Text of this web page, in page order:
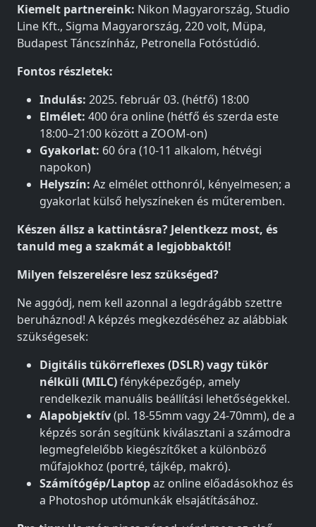
Kiemelt partnereink: Nikon Magyarország, Studio
Line Kft., Sigma Magyarország, 220 volt, Müpa,
Budapest Táncszínház, Petronella Fotóstúdió.
Fontos részletek:
Indulás: 2025. február 03. (hétfő) 18:00
Elmélet: 400 óra online (hétfő és szerda este
18:00–21:00 között a ZOOM-on)
Gyakorlat: 60 óra (10-11 alkalom, hétvégi
napokon)
Helyszín: Az elmélet otthonról, kényelmesen; a
gyakorlat külső helyszíneken és műteremben.
Készen állsz a kattintásra? Jelentkezz most, és
tanuld meg a szakmát a legjobbaktól!
Milyen felszerelésre lesz szükséged?
Ne aggódj, nem kell azonnal a legdrágább szettre
beruháznod! A képzés megkezdéséhez az alábbiak
szükségesek:
Digitális tükörreflexes (DSLR) vagy tükör
nélküli (MILC)fényképezőgép, amely
rendelkezik manuális beállítási lehetőségekkel.
Alapobjektív(pl. 18-55mm vagy 24-70mm), de a
képzés során segítünk kiválasztani a számodra
legmegfelelőbb kiegészítőket a különböző
műfajokhoz (portré, tájkép, makró).
Számítógép/Laptopaz online előadásokhoz és
a Photoshop utómunkák elsajátításához.